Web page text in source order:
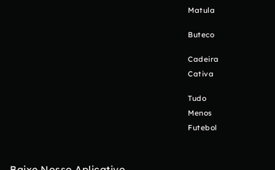
Matula
Buteco
Cadeira
Cativa
Tudo
Menos
Futebol